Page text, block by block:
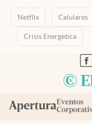
Netflix Celulares
Crisis Energetica